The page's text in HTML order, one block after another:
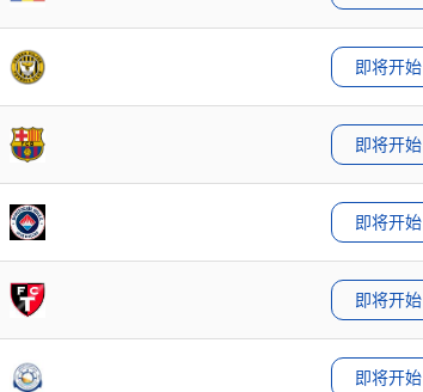
即将开始
即将开始
即将开始
即将开始
即将开始